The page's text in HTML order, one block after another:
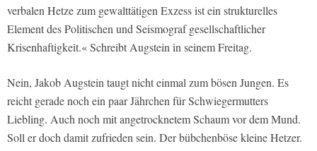
verbalen Hetze zum gewalttätigen Exzess ist ein strukturelles
Element des Politischen und Seismograf gesellschaftlicher
Krisenhaftigkeit.« Schreibt Augstein in seinem Freitag.
Nein, Jakob Augstein taugt nicht einmal zum bösen Jungen. Es
reicht gerade noch ein paar Jährchen für Schwiegermutters
Liebling. Auch noch mit angetrocknetem Schaum vor dem Mund.
Soll er doch damit zufrieden sein. Der bübchenböse kleine Hetzer.